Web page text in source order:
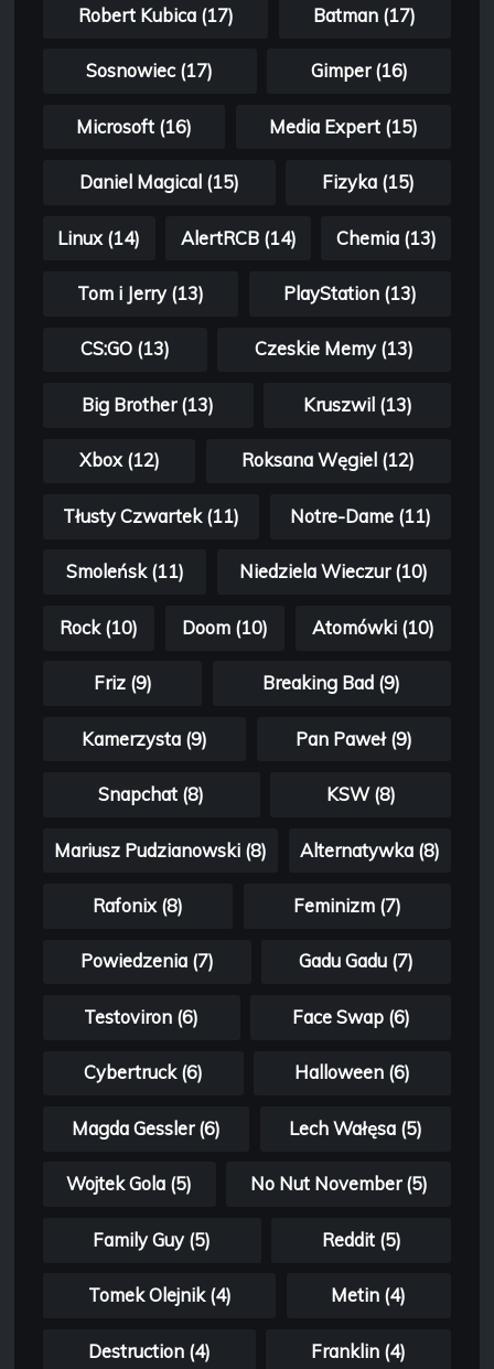
Robert Kubica (17) Batman (17)
Sosnowiec (17) Gimper (16)
Microsoft (16) Media Expert (15)
Daniel Magical (15) Fizyka (15)
Linux (14) AlertRCB (14) Chemia (13)
Tom i Jerry (13) PlayStation (13)
CS:GO (13) Czeskie Memy (13)
Big Brother (13) Kruszwil (13)
Xbox (12) Roksana Węgiel (12)
Tłusty Czwartek (11) Notre-Dame (11)
Smoleńsk (11) Niedziela Wieczur (10)
Rock (10) Doom (10) Atomówki (10)
Friz (9) Breaking Bad (9)
Kamerzysta (9) Pan Paweł (9)
Snapchat (8) KSW (8)
Mariusz Pudzianowski (8) Alternatywka (8)
Rafonix (8) Feminizm (7)
Powiedzenia (7) Gadu Gadu (7)
Testoviron (6) Face Swap (6)
Cybertruck (6) Halloween (6)
Magda Gessler (6) Lech Wałęsa (5)
Wojtek Gola (5) No Nut November (5)
Family Guy (5) Reddit (5)
Tomek Olejnik (4) Metin (4)
Destruction (4) Franklin (4)